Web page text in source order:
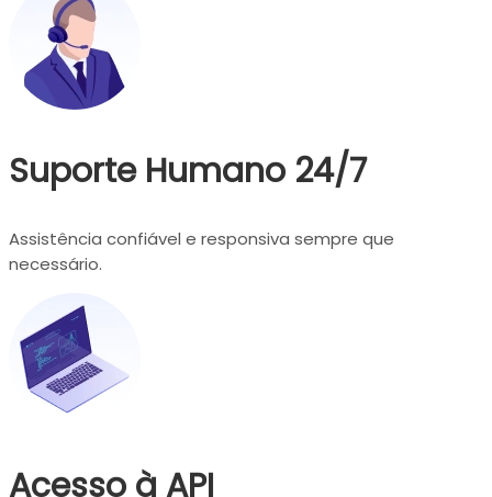
Suporte Humano 24/7
Assistência confiável e responsiva sempre que
necessário.
Acesso à API